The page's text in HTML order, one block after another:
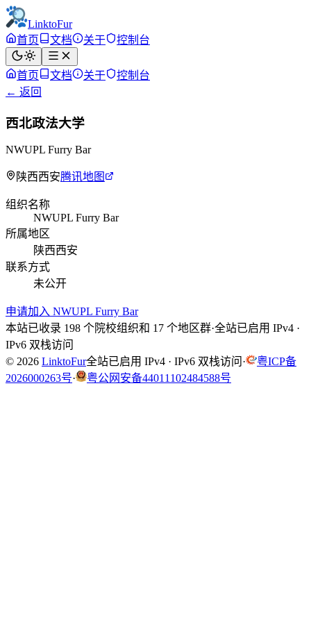
LinktoFur
首页
文档 关于 控制台
首页 文档 关于
控制台
← 返回
西北政法大学
NWUPL Furry Bar
陕西西安腾讯地图
组织名称
NWUPL Furry Bar
所属地区
陕西西安
联系方式
未公开
申请加入 NWUPL Furry Bar
本站已收录 198 个院校组织和 17 个地区群·全站已启用 IPv4 ·
IPv6 双栈访问
© 2026 LinktoFur全站已启用 IPv4 · IPv6 双栈访问 ·
粤ICP备
2026000263号· 粤公网安备44011102484588号